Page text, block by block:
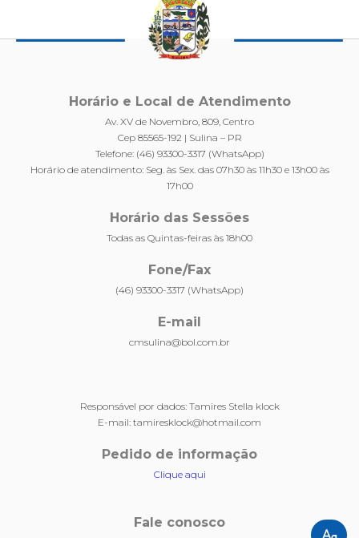
Horário e Local de Atendimento
Av. XV de Novembro, 809, Centro
Cep 85565-192 | Sulina – PR
Telefone: (46) 93300-3317 (WhatsApp)
Horário de atendimento: Seg. às Sex. das 07h30 às 11h30 e 13h00 às
17h00
Horário das Sessões
Todas as Quintas-feiras às 18h00
Fone/Fax
(46) 93300-3317 (WhatsApp)
E-mail
cmsulina@bol.com.br
Responsável por dados: Tamires Stella klock
E-mail: tamiresklock@hotmail.com
Pedido de informação
Clique aqui
Fale conosco